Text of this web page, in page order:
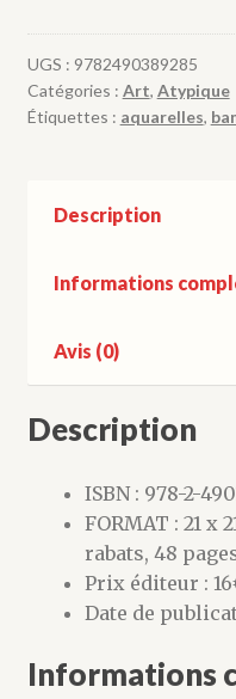
à
Espagnac
UGS : 9782490389285
Catégories : Art, Atypique
Étiquettes : aquarelles,
Description
Informations
Avis (0)
Description
ISBN : 978-2-
FORMAT : 21 x
rabats, 48
Prix éditeur :
Date de
Informations